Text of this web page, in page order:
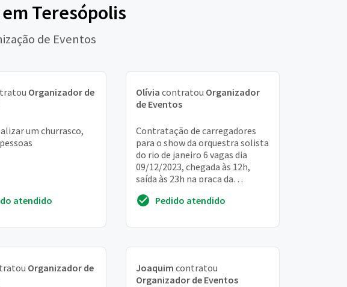
Teresópolis
de Eventos
Organizador de
um churrasco,
atendido
Olívia contratou Organizador
de Eventos
Contratação de carregadores
para o show da orquestra solista
do rio de janeiro 6 vagas dia
09/12/2023, chegada às 12h,
saída às 23h na praça da
valor a combinar...
Pedido atendido
Organizador de
Joaquim contratou
Organizador de Eventos